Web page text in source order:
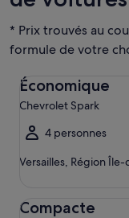
* Prix trouvés au
formule de votre
Économique
Chevrolet Spark
4 personnes
Versailles, Région
Économique
Compacte